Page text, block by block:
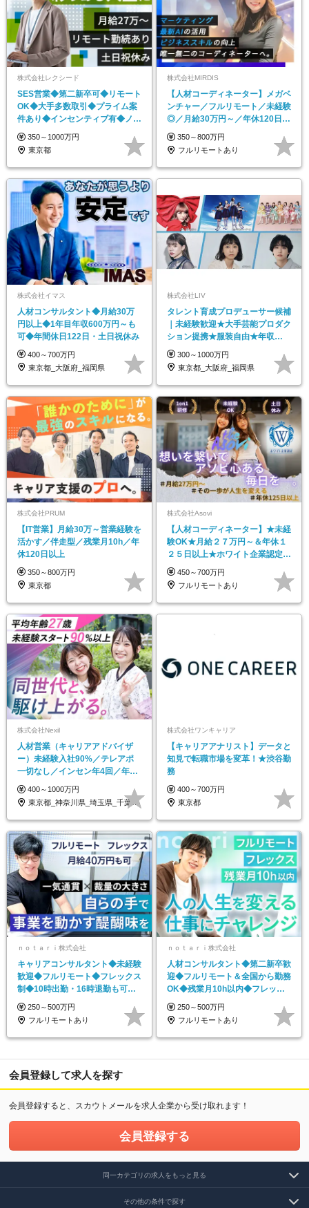
株式会社レクシード
SES営業◆第二新卒可◆リモート
OK◆大手多数取引◆プライム案
件あり◆インセンティブ有◆ノル
マ・飛び込みナシ
350～1000万円
東京都
株式会社MIRDIS
【人材コーディネーター】メガベ
ンチャー／フルリモート／未経験
◎／月給30万円～／年休120日以
上
350～800万円
フルリモートあり
株式会社イマス
人材コンサルタント◆月給30万
円以上◆1年目年収600万円～も
可◆年間休日122日・土日祝休み
400～700万円
東京都_大阪府_福岡県
株式会社LIV
タレント育成プロデューサー候補
｜未経験歓迎★大手芸能プロダク
ション提携★服装自由★年収
1000万可★5連休OK
300～1000万円
東京都_大阪府_福岡県
株式会社PRUM
【IT営業】月給30万～営業経験を
活かす／伴走型／残業月10h／年
休120日以上
350～800万円
東京都
株式会社Asovi
【人材コーディネーター】★未経
験OK★月給２７万円～＆年休１
２５日以上★ホワイト企業認定＆
リモートOK
450～700万円
フルリモートあり
株式会社Nexil
人材営業（キャリアアドバイザ
ー）未経験入社90%／テレアポ
一切なし／インセン年4回／年休
125日以上／土日休み
400～1000万円
東京都_神奈川県_埼玉県_千葉県_大阪府…
株式会社ワンキャリア
【キャリアアナリスト】データと
知見で転職市場を変革！★渋谷勤
務
400～700万円
東京都
ｎｏｔａｒｉ株式会社
キャリアコンサルタント◆未経験
歓迎◆フルリモート◆フレックス
制◆10時出勤・16時退勤も可◆
残業月10時間以内
250～500万円
フルリモートあり
ｎｏｔａｒｉ株式会社
人材コンサルタント◆第二新卒歓
迎◆フルリモート＆全国から勤務
OK◆残業月10h以内◆フレック
ス制
250～500万円
フルリモートあり
会員登録して求人を探す
会員登録すると、スカウトメールを求人企業から受け取れます！
会員登録する
同一カテゴリの求人をもっと見る
その他の条件で探す